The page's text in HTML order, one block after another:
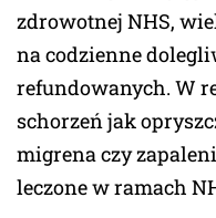
zdrowotnej NHS,
na codzienne
refundowanych. W
schorzeń jak
migrena czy
leczone w ramach